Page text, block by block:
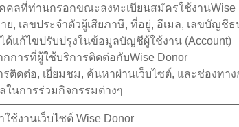
ลที่ท่านกรอกขณะลงทะเบียนสมัครใช้งานWise
ย, เลขประจำตัวผู้เสียภาษี, ที่อยู่, อีเมล, เลขบัญชี
ด้แก้ไขปรับปรุงในข้อมูลบัญชีผู้ใช้งาน (Account)
การที่ผู้ใช้บริการติดต่อกับWise Donor
ติดต่อ, เยี่ยมชม, ค้นหาผ่านเว็บไซต์, และช่องทา
นการร่วมกิจกรรมต่างๆ
ใช้งานเว็บไซต์ Wise Donor